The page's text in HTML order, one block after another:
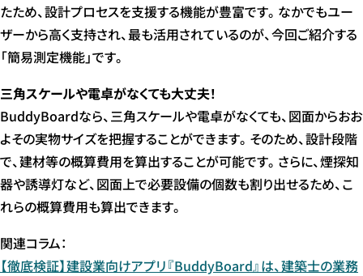
たため、設計プロセスを支援する機能が豊富です。なかでもユー
ザーから高く支持され、最も活用されているのが、今回ご紹介する
「簡易測定機能」です。
三角スケールや電卓がなくても大丈夫！
BuddyBoardなら、三角スケールや電卓がなくても、図面からおお
よその実物サイズを把握することができます。そのため、設計段階
で、建材等の概算費用を算出することが可能です。さらに、煙探知
器や誘導灯など、図面上で必要設備の個数も割り出せるため、こ
れらの概算費用も算出できます。
関連コラム：
【徹底検証】建設業向けアプリ『BuddyBoard』は、建築士の業務